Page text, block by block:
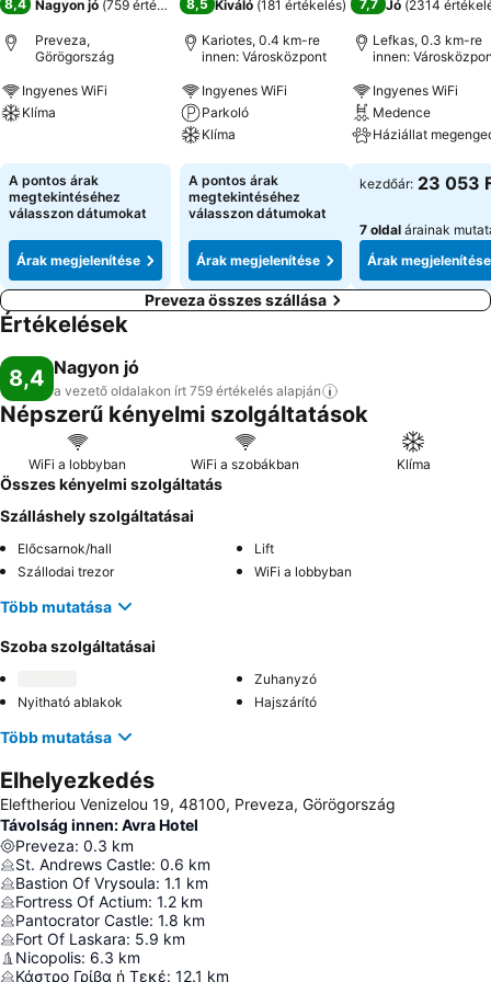
8,4 Nagyon jó (759 értékelés)
Preveza,
Görögország
Ingyenes WiFi
Klíma
A pontos árak
megtekintéséhez
válasszon dátumokat
Árak megjelenítése
8,5 Kiváló (181 értékelés)
Kariotes, 0.4 km-re
innen: Városközpont
Ingyenes WiFi
Parkoló
Klíma
Árak megjelenítése
A pontos árak
megtekintéséhez
válasszon dátumokat
Árak megjelenítése
7,7 Jó (2314
Lefkas, 0.3 km-re
innen:
Ingyenes WiFi
Medence
Háziállat
Árak
kezdőár: 23 053
7 oldal árainak
Árak megjelenítése
Preveza összes szállása
Értékelések
8,4 Nagyon jó
a vezető oldalakon írt 759 értékelés alapján
Népszerű kényelmi szolgáltatások
WiFi a lobbyban WiFi a szobákban Klíma
Összes kényelmi szolgáltatás
Szálláshely szolgáltatásai
Előcsarnok/hall
Lift
Szállodai trezor
WiFi a lobbyban
Több mutatása
Szoba szolgáltatásai
Zuhanyzó
Nyitható ablakok
Hajszárító
Több mutatása
Elhelyezkedés
Eleftheriou Venizelou 19, 48100, Preveza, Görögország
Távolság innen: Avra Hotel
Preveza: 0.3 km
St. Andrews Castle: 0.6 km
Bastion Of Vrysoula: 1.1 km
Fortress Of Actium: 1.2 km
Pantocrator Castle: 1.8 km
Fort Of Laskara: 5.9 km
Nicopolis: 6.3 km
Κάστρο Γρίβα ή Τεκέ: 12.1 km